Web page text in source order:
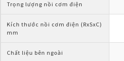
Trọng lượng nồi cơm điện
Kích thước nồi cơm điện (RxSxC)
mm
Chất liệu bên ngoài